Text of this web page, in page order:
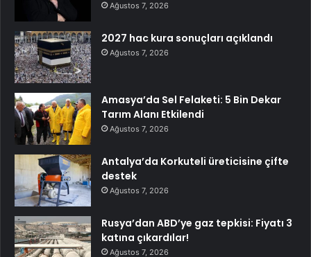
Ağustos 7, 2026
2027 hac kura sonuçları açıklandı
Ağustos 7, 2026
Amasya’da Sel Felaketi: 5 Bin Dekar
Tarım Alanı Etkilendi
Ağustos 7, 2026
Antalya’da Korkuteli üreticisine çifte
destek
Ağustos 7, 2026
Rusya’dan ABD’ye gaz tepkisi: Fiyatı 3
katına çıkardılar!
Ağustos 7, 2026